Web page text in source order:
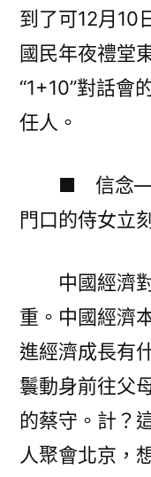
到了可12月10
國民年夜禮堂
“1+10”對話會
任人。
■ 信念——
門口的侍女立
中國經濟
重。中國經濟
進經濟成長有
鬟動身前往父
的蔡守。計？
人聚會北京，